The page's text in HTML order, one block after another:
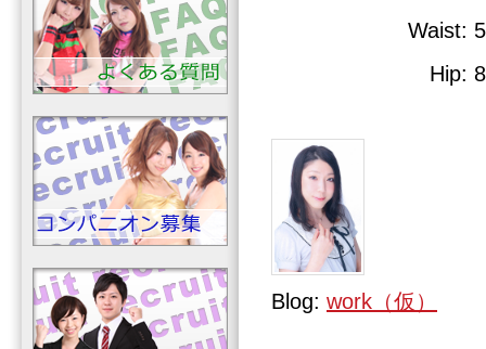
Waist
Hip
:
:
Blog: work（仮）